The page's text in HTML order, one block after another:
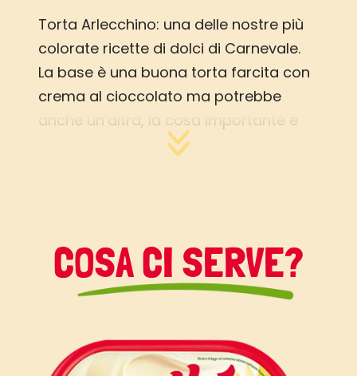
Torta Arlecchino: una delle nostre più
colorate ricette di dolci di Carnevale.
La base è una buona torta farcita con
crema al cioccolato ma potrebbe
anche un’altra, la cosa importante e
fare bene la decorazione della
colorate alternando i colori ,
naturalmente più sono meglio è…
COSA CI SERVE?